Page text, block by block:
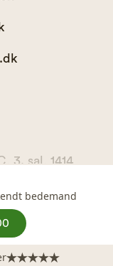
3. sal, 1414
71 71 11 00
ApS
bedemand